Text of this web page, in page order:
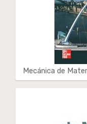
Mecánica de